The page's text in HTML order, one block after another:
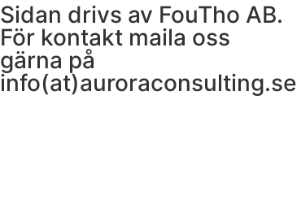
Sidan drivs av FouTho AB.
För kontakt maila oss
gärna på
info(at)auroraconsulting.se